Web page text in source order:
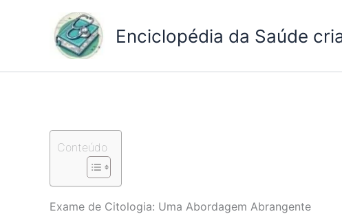
Enciclopédia da Saúde
Conteúdo
Exame de Citologia: Uma Abordagem Abrangente